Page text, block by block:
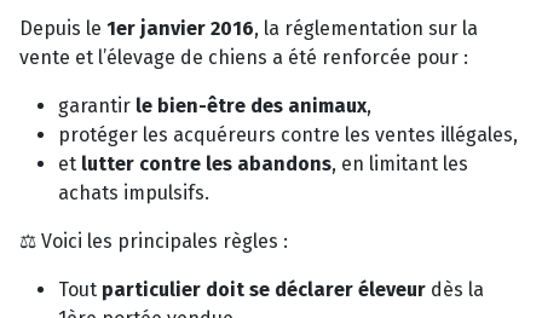
Depuis le 1er janvier 2016, la réglementation sur la
vente et l’élevage de chiens a été renforcée pour :
garantir le bien-être des animaux,
protéger les acquéreurs contre les ventes illégales,
et lutter contre les abandons, en limitant les
achats impulsifs.
⚖️ Voici les principales règles :
Tout particulier doit se déclarer éleveur dès la